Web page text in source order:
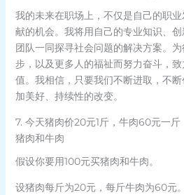
我的未来在职场上，不仅是自己的职
献的机会。我将用自己的专业知识、
团队一同探寻社会问题的解决方案。
步，以及更多人的福祉而努力奋斗，
值。我相信，只要我们不断进取，不
加美好、持续性的改变。
7. 今天猪肉价20元1斤，牛肉60元一
猪肉和牛肉
假设你要用100元买猪肉和牛肉。
设猪肉每斤为20元，每斤牛肉为60元。